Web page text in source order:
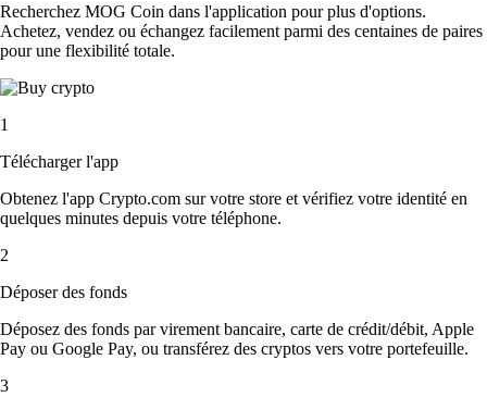
Recherchez MOG Coin dans l'application pour plus d'options.
Achetez, vendez ou échangez facilement parmi des centaines de paires
pour une flexibilité totale.
1
Télécharger l'app
Obtenez l'app Crypto.com sur votre store et vérifiez votre identité en
quelques minutes depuis votre téléphone.
2
Déposer des fonds
Déposez des fonds par virement bancaire, carte de crédit/débit, Apple
Pay ou Google Pay, ou transférez des cryptos vers votre portefeuille.
3